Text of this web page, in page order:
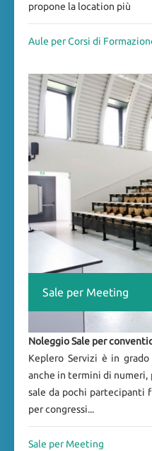
propone la location più
Aule per Corsi di
Sale per Meeting
Noleggio Sale per
Keplero Servizi è in
anche in termini di numeri,
sale da pochi partecipanti
per congressi...
Sale per Meeting